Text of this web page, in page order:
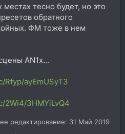
тесно будет, но это
обратного
ФМ тоже в нем
AN1x...
ayEmUSyT3
2Wi4/3HMYiLvQ4
редактирование: 31 Май 2019